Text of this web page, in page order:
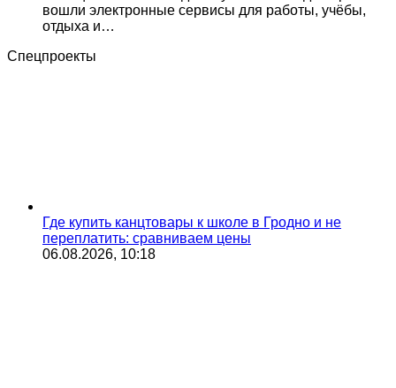
вошли электронные сервисы для работы, учёбы,
отдыха и…
Спецпроекты
Где купить канцтовары к школе в Гродно и не
переплатить: сравниваем цены
06.08.2026, 10:18